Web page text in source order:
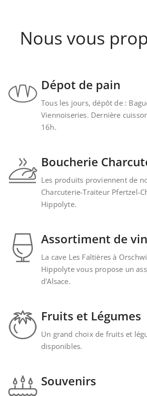
Nous vous
Dépot de pain
Tous les jours, dépôt de :
Viennoiseries. Dernière
16h.
Boucherie
Les produits proviennent de
Charcuterie-Traiteur Pfertzel-
Hippolyte.
Assortiment de
La cave Les Faîtières à
Hippolyte vous propose un
d'Alsace.
Fruits et Légumes
Un grand choix de fruits et
disponibles.
Souvenirs